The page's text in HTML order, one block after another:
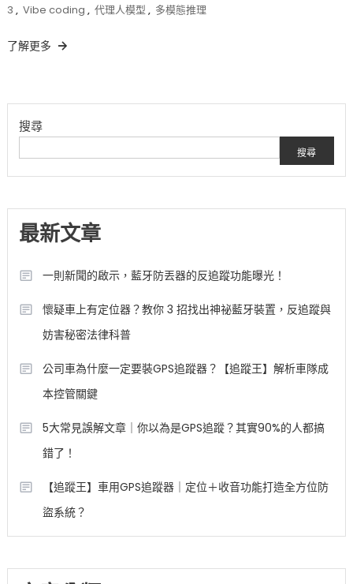
3 , Vibe coding , 代理人模型, 多模態推理
了解更多
搜尋
搜尋
最新文章
一則新聞的啟示，藍牙防丟器的反追蹤功能曝光！
懷疑車上有定位器？教你 3 招找出神祕藍牙裝置，反追蹤與
妨害秘密法律科普
公司車為什麼一定要裝GPS追蹤器？【追蹤王】解析車隊成
本控管關鍵
5大常見誤解文章｜你以為是GPS追蹤？其實90%的人都搞
錯了！
【追蹤王】車用GPS追蹤器｜定位＋收音功能打造全方位防
盜系統？